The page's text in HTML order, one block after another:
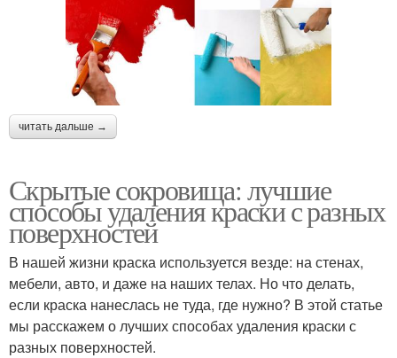
читать дальше →
Скрытые сокровища: лучшие
способы удаления краски с разных
поверхностей
В нашей жизни краска используется везде: на стенах,
мебели, авто, и даже на наших телах. Но что делать,
если краска нанеслась не туда, где нужно? В этой статье
мы расскажем о лучших способах удаления краски с
разных поверхностей.